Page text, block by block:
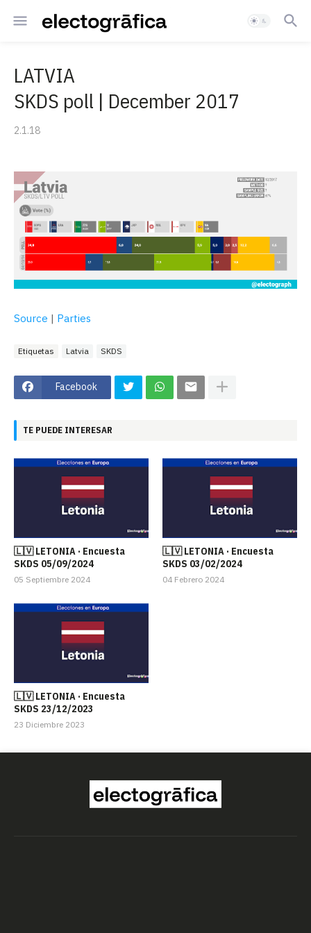
LATVIA
SKDS poll | December 2017
2.1.18
Source | Parties
Etiquetas Latvia SKDS
Facebook
TE PUEDE INTERESAR
🇱🇻 LETONIA · Encuesta
SKDS 05/09/2024
05 Septiembre 2024
🇱🇻 LETONIA · Encuesta
SKDS 03/02/2024
04 Febrero 2024
🇱🇻 LETONIA · Encuesta
SKDS 23/12/2023
23 Diciembre 2023